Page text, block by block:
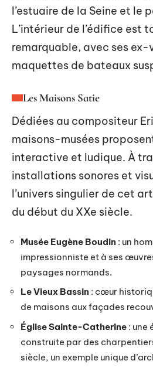
l’estuaire de la Seine et le
L’intérieur de l’édifice est
remarquable, avec ses
maquettes de bateaux
Les Maisons Satie
Dédiées au compositeur
maisons-musées
interactive et ludique. À
installations sonores et
l’univers singulier de cet
du début du XXe siècle.
Musée Eugène Boudin : un
impressionniste et à ses
paysages normands.
Le Vieux Bassin : cœur
de maisons aux façades
Église Sainte-Catherine : une
construite par des
siècle, un exemple unique